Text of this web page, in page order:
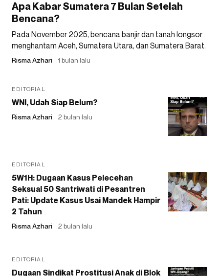
Apa Kabar Sumatera 7 Bulan Setelah
Bencana?
Pada November 2025, bencana banjir dan tanah longsor
menghantam Aceh, Sumatera Utara, dan Sumatera Barat.
Risma Azhari 1 bulan lalu
EDITORIAL
WNI, Udah Siap Belum?
Risma Azhari 2 bulan lalu
EDITORIAL
5W1H: Dugaan Kasus Pelecehan
Seksual 50 Santriwati di Pesantren
Pati: Update Kasus Usai Mandek Hampir
2 Tahun
Risma Azhari 2 bulan lalu
EDITORIAL
Dugaan Sindikat Prostitusi Anak di Blok